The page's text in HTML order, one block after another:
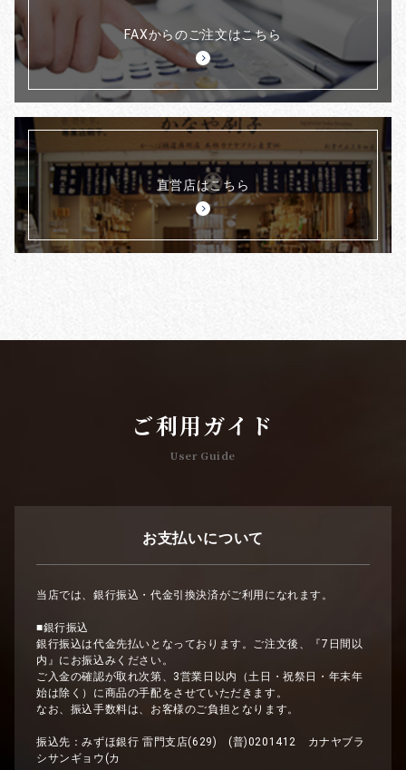
FAXからのご注文はこちら
直営店はこちら
ご利用ガイド
User Guide
お支払いについて
当店では、銀行振込・代金引換決済がご利用になれます。
■銀行振込
銀行振込は代金先払いとなっております。ご注文後、『7日間以
内』にお振込みください。
ご入金の確認が取れ次第、3営業日以内（土日・祝祭日・年末年
始は除く）に商品の手配をさせていただきます。
なお、振込手数料は、お客様のご負担となります。
振込先：みずほ銀行 雷門支店(629) (普)0201412 カナヤブラ
シサンギョウ(カ